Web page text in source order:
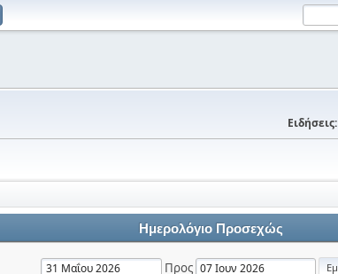
Ειδήσεις:
Ημερολόγιο Προσεχώς
Προς